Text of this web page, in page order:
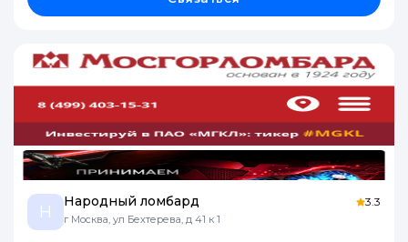
Н
Народный ломбард
г Москва, ул Бехтерева, д 41 к 1
3.3